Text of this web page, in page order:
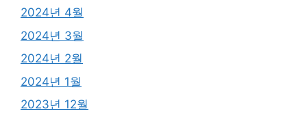
2024년 4월
2024년 3월
2024년 2월
2024년 1월
2023년 12월